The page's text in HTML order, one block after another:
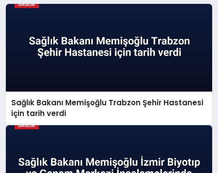
Sağlık Bakanı Memişoğlu Trabzon Şehir Hastanesi
için tarih verdi